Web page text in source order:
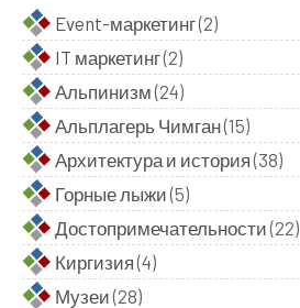
Event-маркетинг(2)
IT маркетинг(2)
Альпинизм(24)
Альплагерь Чимган(15)
Архитектура и история(38)
Горные лыжи(5)
Достопримечательности(22)
Киргизия(4)
Музеи(28)